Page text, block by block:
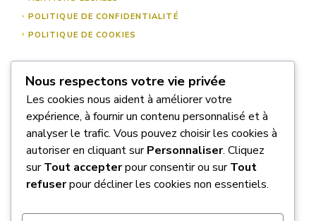
POLITIQUE DE CONFIDENTIALITÉ
POLITIQUE DE COOKIES
À PROPOS DE NOUS
NOUS CONTACTER
Nous respectons votre vie privée
Les cookies nous aident à améliorer votre
expérience, à fournir un contenu personnalisé et à
analyser le trafic. Vous pouvez choisir les cookies à
autoriser en cliquant surPersonnaliser. Cliquez
surTout accepterpour consentir ou surTout
refuserpour décliner les cookies non essentiels.